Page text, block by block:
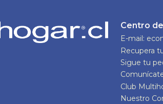
Centro
E-mail:
Recupera
Sigue tu
Club
Nuestro